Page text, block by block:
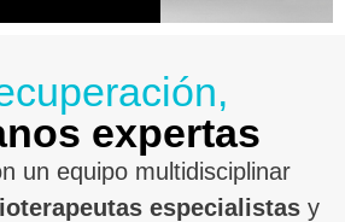
expertas
un equipo multidisciplinar
especialistasy